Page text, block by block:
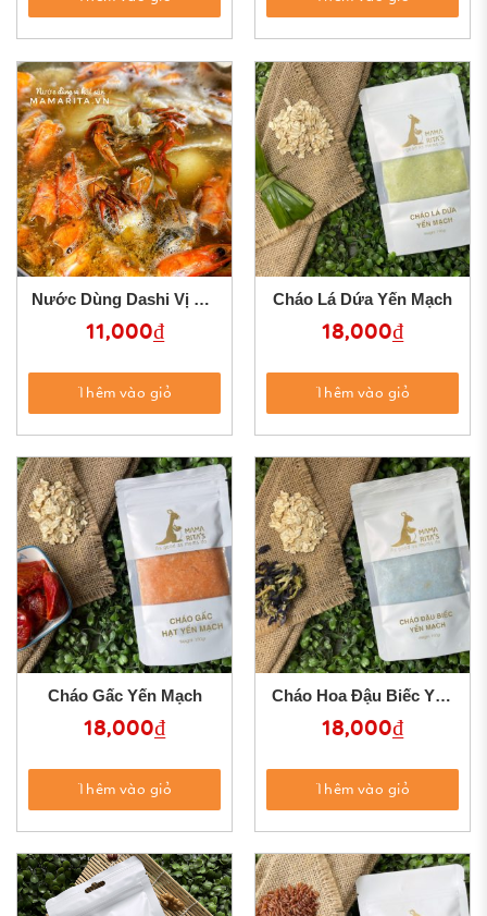
Nước Dùng Dashi Vị Hải
Sản
11,000₫
Thêm vào giỏ
Cháo Lá Dứa Yến Mạch
18,000₫
Thêm vào giỏ
Cháo Gấc Yến Mạch
18,000₫
Thêm vào giỏ
Cháo Hoa Đậu Biếc Yến
Mạch
18,000₫
Thêm vào giỏ